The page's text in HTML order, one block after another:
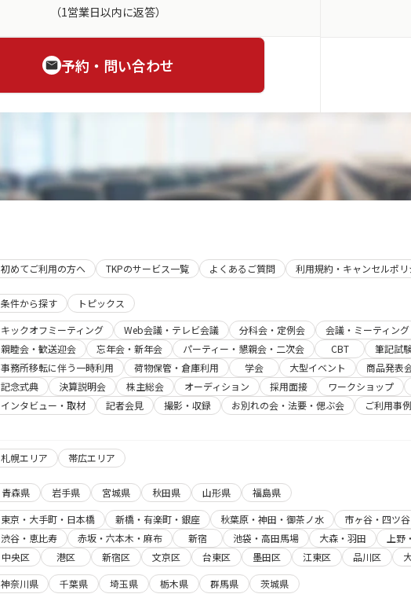
（1営業日以内に返答）
予約・問い合わせ
初めてご利用の方へ TKPのサービス一覧 よくあるご質問 利用規約・キャンセルポリ
条件から探す トピックス
キックオフミーティング Web会議・テレビ会議 分科会・定例会 会議・ミーティング
親睦会・歓送迎会
忘年会・新年会 パーティー・懇親会・二次会 CBT 筆記試
事務所移転に伴う一時利用
荷物保管・倉庫利用 学会 大型イベント 商品発表
記念式典
決算説明会 株主総会 オーディション 採用面接 ワークショップ
インタビュー・取材
記者会見 撮影・収録 お別れの会・法要・偲ぶ会 ご利用事例
札幌エリア 帯広エリア
青森県 岩手県 宮城県 秋田県 山形県 福島県
東京・大手町・日本橋 新橋・有楽町・銀座 秋葉原・神田・御茶ノ水 市ヶ谷・四ツ
渋谷・恵比寿
赤坂・六本木・麻布 新宿 池袋・高田馬場 大森・羽田 上野
中央区
港区 新宿区 文京区 台東区 墨田区 江東区 品川区
神奈川県 千葉県 埼玉県 栃木県 群馬県 茨城県